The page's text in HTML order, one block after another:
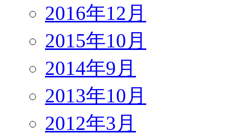
2016年12月
2015年10月
2014年9月
2013年10月
2012年3月